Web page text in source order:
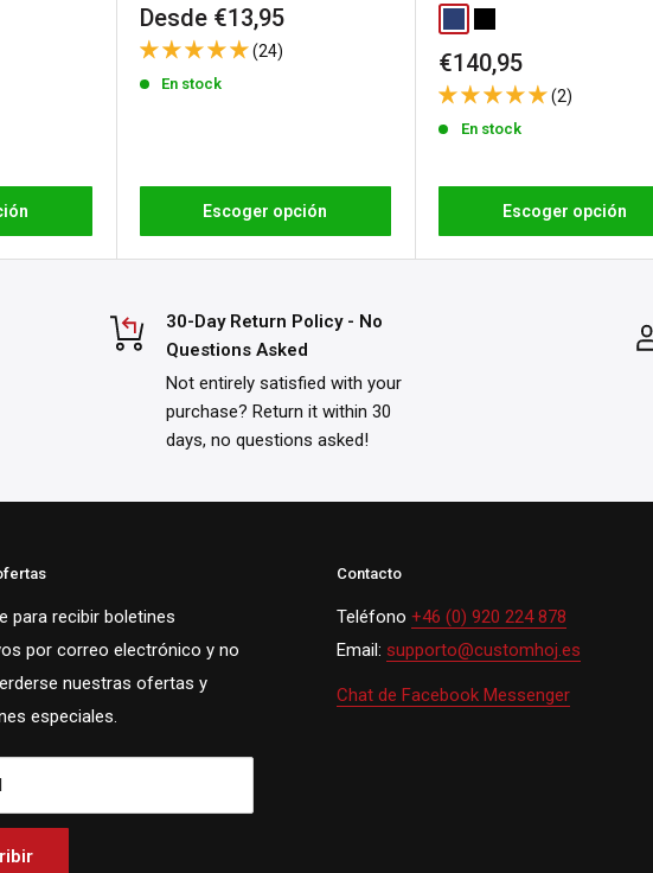
productos
Precio
de
venta
Desde €13,95
(24)
En stock
Escoger opción
Precio
de
venta
€140,95
(2)
En stock
Escoger opción
30-Day Return Policy - No
Questions Asked
Not entirely satisfied with your
purchase? Return it within 30
days, no questions asked!
para recibir boletines
por correo electrónico y no
nuestras ofertas y
especiales.
Contacto
Teléfono +46 (0) 920 224 878
Email: supporto@customhoj.es
Chat de Facebook Messenger